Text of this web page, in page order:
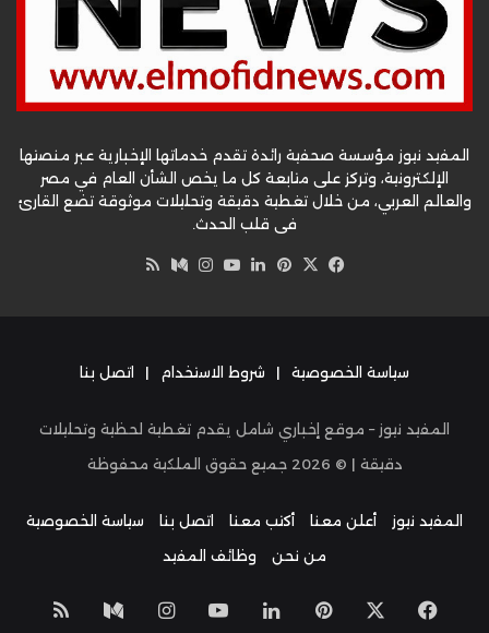
المفيد نيوز مؤسسة صحفية رائدة تقدم خدماتها الإخبارية عبر منصتها
الإلكترونية، وتركز على متابعة كل ما يخص الشأن العام في مصر
والعالم العربي، من خلال تغطية دقيقة وتحليلات موثوقة تضع القارئ
في قلب الحدث.
فيسبوك
‫X بينتيريست
لينكدإن‫YouTube
انستقرام
وسط
سياسة الخصوصية | شروط الاستخدام | اتصل بنا
المفيد نيوز – موقع إخباري شامل يقدم تغطية لحظية وتحليلات
دقيقة | © 2026 جميع حقوق الملكية محفوظة
المفيد نيوز أعلن معنا أكتب معنا اتصل بنا
سياسة الخصوصية
من نحن
وظائف المفيد
فيسبوك بينتيريست
لينكدإن‫YouTube
انستقراموسط